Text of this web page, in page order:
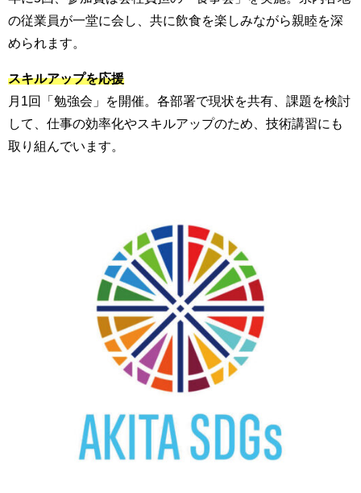
の従業員が一堂に会し、共に飲食を楽しみながら親睦を深
められます。
スキルアップを応援
月1回「勉強会」を開催。各部署で現状を共有、課題を検討
して、仕事の効率化やスキルアップのため、技術講習にも
取り組んでいます。